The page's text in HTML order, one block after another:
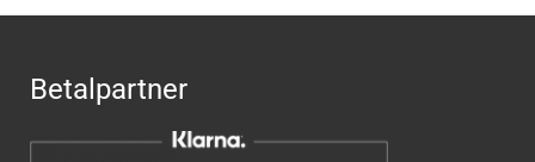
Betalpartner